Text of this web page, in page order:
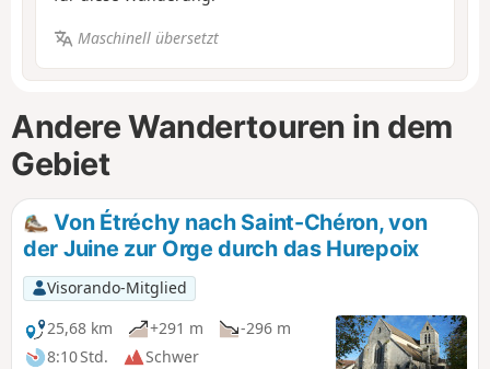
Maschinell übersetzt
Andere Wandertouren in dem
Gebiet
Von Étréchy nach Saint-Chéron, von
der Juine zur Orge durch das Hurepoix
Visorando-Mitglied
25,68 km
+291 m
-296 m
8:10 Std.
Schwer